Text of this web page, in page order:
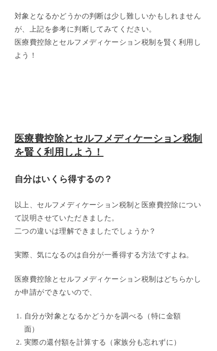
対象となるかどうかの判断は少し難しいかもしれません
が、上記を参考に判断してみてください。
医療費控除とセルフメディケーション税制を賢く利用し
よう！
医療費控除とセルフメディケーション税制
を賢く利用しよう！
自分はいくら得するの？
以上、セルフメディケーション税制と医療費控除につい
て説明させていただきました。
二つの違いは理解できましたでしょうか？
実際、気になるのは自分が一番得する方法ですよね。
医療費控除とセルフメディケーション税制はどちらかし
か申請ができないので、
自分が対象となるかどうかを調べる（特に金額
面）
実際の還付額を計算する（家族分も忘れずに）